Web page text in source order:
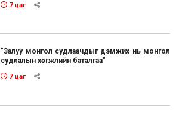
7 цаг
"Залуу монгол судлаачдыг дэмжих нь монгол
судлалын хөгжлийн баталгаа"
7 цаг